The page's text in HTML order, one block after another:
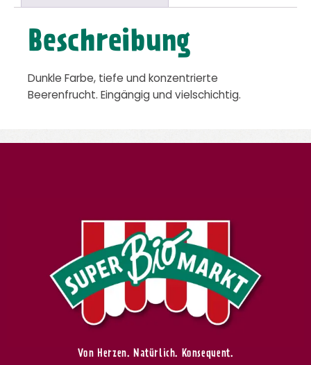
Beschreibung
Dunkle Farbe, tiefe und konzentrierte
Beerenfrucht. Eingängig und vielschichtig.
Von Herzen. Natürlich. Konsequent.